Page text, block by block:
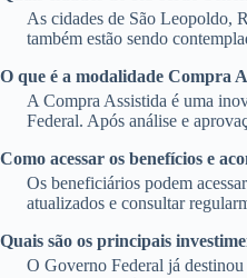
As cidades de São Leopoldo,
também estão sendo
O que é a modalidade Compra
A Compra Assistida é uma
Federal. Após análise e
Como acessar os benefícios e
Os beneficiários podem
atualizados e consultar
Quais são os principais
O Governo Federal já